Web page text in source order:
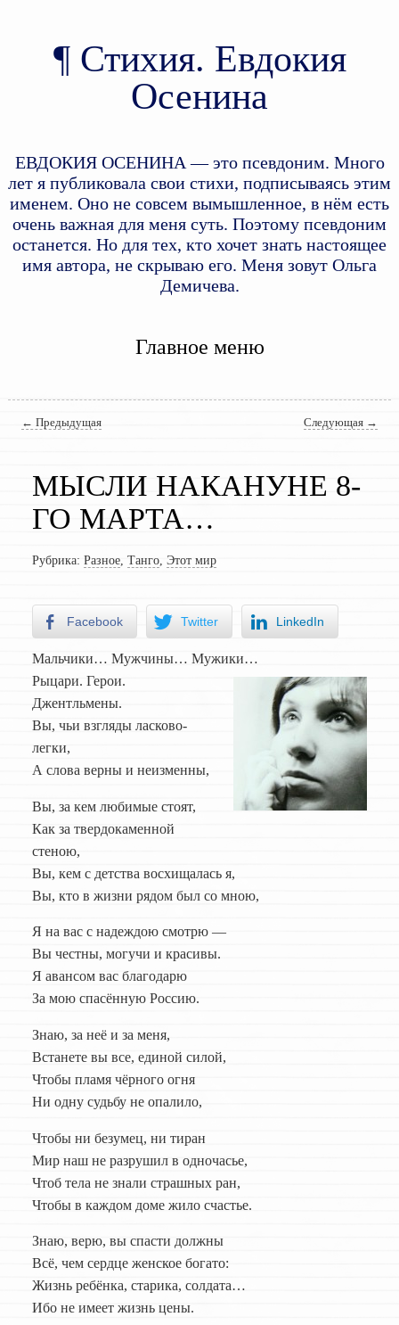
Стихия. Евдокия
Осенина
ЕВДОКИЯ ОСЕНИНА — это псевдоним. Много
лет я публиковала свои стихи, подписываясь этим
именем. Оно не совсем вымышленное, в нём есть
очень важная для меня суть. Поэтому псевдоним
останется. Но для тех, кто хочет знать настоящее
имя автора, не скрываю его. Меня зовут Ольга
Демичева.
Главное меню
Навигация по записям
← Предыдущая Следующая →
МЫСЛИ НАКАНУНЕ 8-
ГО МАРТА…
Рубрика: Разное, Танго, Этот мир
Facebook Twitter LinkedIn
Мальчики… Мужчины… Мужики…
Рыцари. Герои.
Джентльмены.
Вы, чьи взгляды ласково-
легки,
А слова верны и неизменны,
Вы, за кем любимые стоят,
Как за твердокаменной
стеною,
Вы, кем с детства восхищалась я,
Вы, кто в жизни рядом был со мною,
Я на вас с надеждою смотрю —
Вы честны, могучи и красивы.
Я авансом вас благодарю
За мою спасённую Россию.
Знаю, за неё и за меня,
Встанете вы все, единой силой,
Чтобы пламя чёрного огня
Ни одну судьбу не опалило,
Чтобы ни безумец, ни тиран
Мир наш не разрушил в одночасье,
Чтоб тела не знали страшных ран,
Чтобы в каждом доме жило счастье.
Знаю, верю, вы спасти должны
Всё, чем сердце женское богато:
Жизнь ребёнка, старика, солдата…
Ибо не имеет жизнь цены.